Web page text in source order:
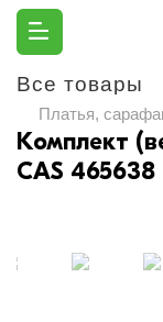
Все товары
Платья,
Комплект
CAS 465638